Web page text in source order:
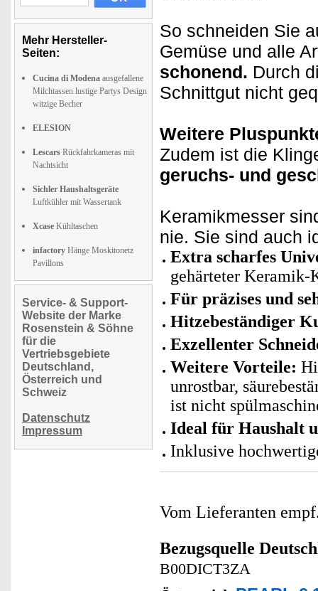
Mehr Hersteller-
Seiten:
Cucina di Modena ausgefallene
Milchtassen lustige Partys Design
witzige Becher
ELESION
Lescars Rückfahrkameras mit
Nachtsicht
Sichler Haushaltsgeräte
Luftkühler mit Wassertank
Xcase Kühltaschen
infactory Hänge Moskitonetz
Pavillons
Service- & Support-
Website der Marke
Rosenstein & Söhne
für die
Vertriebsgebiete
Deutschland,
Österreich und
Schweiz
Datenschutz
Impressum
So schneiden Sie
Gemüse und alle
schonend. Durch
Schnittgut nicht
Weitere
Zudem ist die
geruchs- und
Keramikmesser
nie. Sie sind auch
Extra scharfes
gehärteter Keramik-
Für präzises und
Hitzebeständiger
Exzellenter
Weitere Vorteile:
unrostbar,
ist nicht
Ideal für Haushalt
Inklusive
Vom Lieferanten
Bezugsquelle
B00DICT3ZA